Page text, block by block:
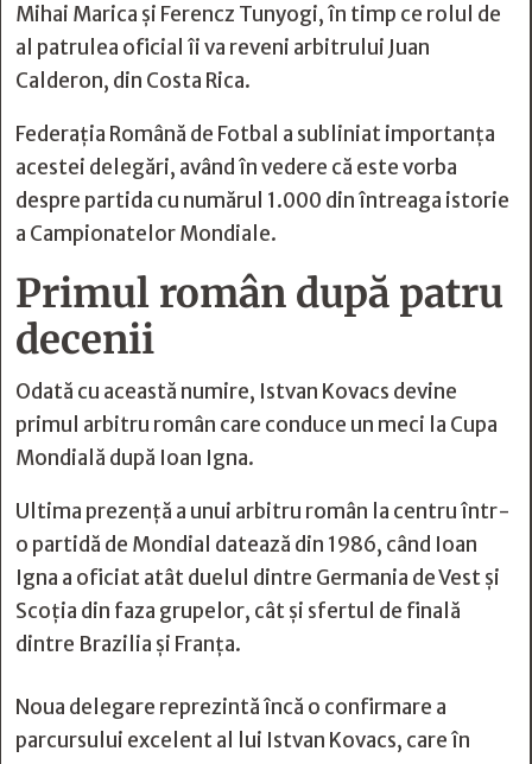
Mihai Marica și Ferencz Tunyogi, în timp ce rolul de
al patrulea oficial îi va reveni arbitrului Juan
Calderon, din Costa Rica.
Federația Română de Fotbal a subliniat importanța
acestei delegări, având în vedere că este vorba
despre partida cu numărul 1.000 din întreaga istorie
a Campionatelor Mondiale.
Primul român după patru
decenii
Odată cu această numire, Istvan Kovacs devine
primul arbitru român care conduce un meci la Cupa
Mondială după Ioan Igna.
Ultima prezență a unui arbitru român la centru într-
o partidă de Mondial datează din 1986, când Ioan
Igna a oficiat atât duelul dintre Germania de Vest și
Scoția din faza grupelor, cât și sfertul de finală
dintre Brazilia și Franța.
Noua delegare reprezintă încă o confirmare a
parcursului excelent al lui Istvan Kovacs, care în